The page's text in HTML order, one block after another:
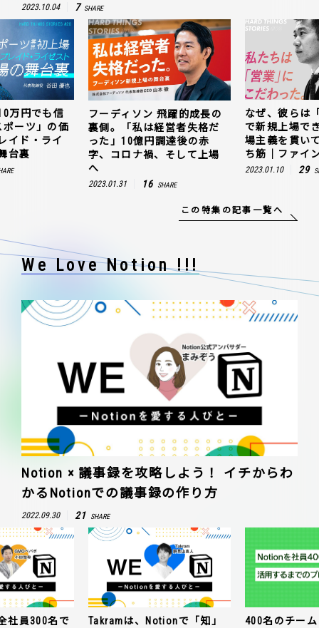
2023.10.04 7 SHARE
万円でも信
ーツ」の価
イド・ライ
台裏
フーディソン 飛躍的成長の
裏側。「私は経営者失格だ
った」10億円調達後の赤
字、コロナ禍、そして上場
へ
2023.01.31 16 SHARE
なぜ、彼らは
で新規上場で
場主義を貫い
ち筋｜ファイ
2023.01.10 29
この特集の記事一覧へ
We Love Notion !!!
Notion × 議事録を攻略しよう！ イチからわ
かるNotionでの議事録の作り方
2022.09.30 21 SHARE
社員300名で
Takramは、Notionで「知」
400名のチー